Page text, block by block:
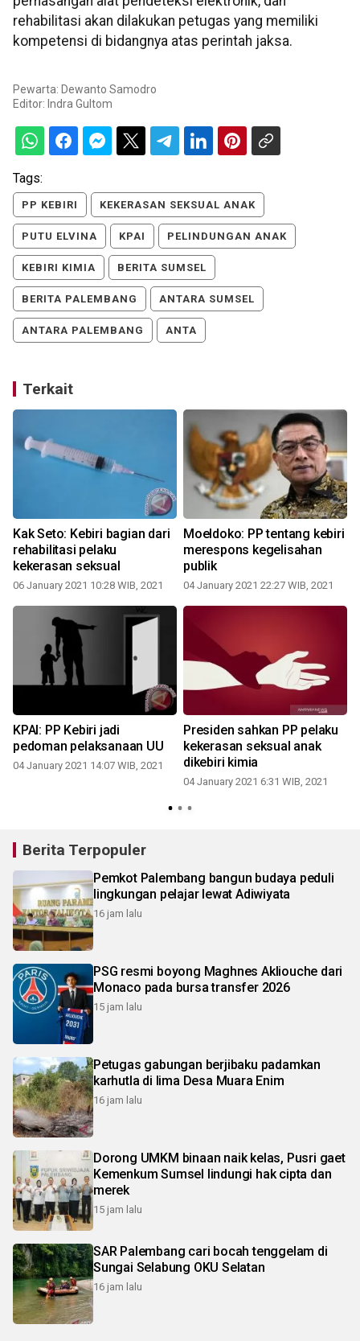
rehabilitasi akan dilakukan petugas yang memiliki
kompetensi di bidangnya atas perintah jaksa.
Pewarta: Dewanto Samodro
Editor: Indra Gultom
Tags:
PP KEBIRI KEKERASAN SEKSUAL ANAK
PUTU ELVINA KPAI PELINDUNGAN ANAK
KEBIRI KIMIA BERITA SUMSEL
BERITA PALEMBANG ANTARA SUMSEL
ANTARA PALEMBANG ANTA
Terkait
Kak Seto: Kebiri bagian dari
rehabilitasi pelaku
kekerasan seksual
06 January 2021 10:28 WIB, 2021
Moeldoko: PP tentang kebiri
merespons kegelisahan
publik
04 January 2021 22:27 WIB, 2021
KPAI: PP Kebiri jadi
pedoman pelaksanaan UU
04 January 2021 14:07 WIB, 2021
Presiden sahkan PP pelaku
kekerasan seksual anak
dikebiri kimia
04 January 2021 6:31 WIB, 2021
Berita Terpopuler
Pemkot Palembang bangun budaya peduli
lingkungan pelajar lewat Adiwiyata
16 jam lalu
PSG resmi boyong Maghnes Akliouche dari
Monaco pada bursa transfer 2026
15 jam lalu
Petugas gabungan berjibaku padamkan
karhutla di lima Desa Muara Enim
16 jam lalu
Dorong UMKM binaan naik kelas, Pusri gaet
Kemenkum Sumsel lindungi hak cipta dan
merek
15 jam lalu
SAR Palembang cari bocah tenggelam di
Sungai Selabung OKU Selatan
16 jam lalu